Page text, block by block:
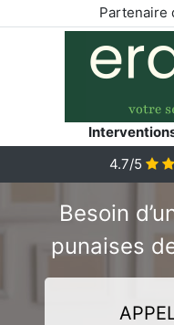
Partenaire
4.7/5
Besoin
punaises